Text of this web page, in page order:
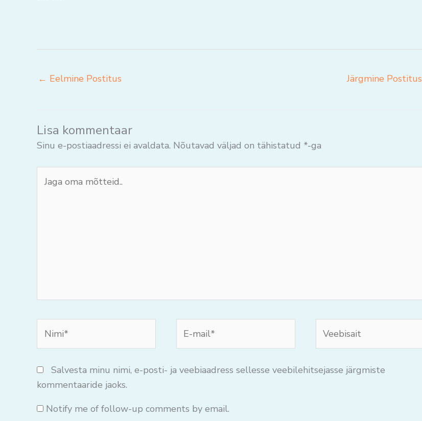
← Eelmine Postitus Järgmine Postitus
Lisa kommentaar
Sinu e-postiaadressi ei avaldata. Nõutavad väljad on tähistatud *-ga
oma
mail*
Salvesta minu nimi, e-posti- ja veebiaadress sellesse veebilehitsejasse järgmiste
kommentaaride jaoks.
Notify me of follow-up comments by email.